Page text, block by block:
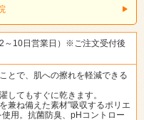
～10日営業日）※ご注文受付後
とで、肌への擦れを軽減できる
してもすぐに乾きます。
兼ね備えた素材”吸収するポリエ
使用。抗菌防臭、pHコントロー